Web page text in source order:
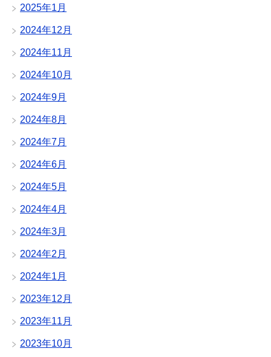
2025年1月
2024年12月
2024年11月
2024年10月
2024年9月
2024年8月
2024年7月
2024年6月
2024年5月
2024年4月
2024年3月
2024年2月
2024年1月
2023年12月
2023年11月
2023年10月